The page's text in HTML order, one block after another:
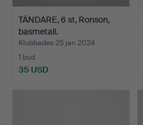
TÄNDARE, 6 st, Ronson,
basmetall.
Klubbades 25 jan 2024
1 bud
35 USD